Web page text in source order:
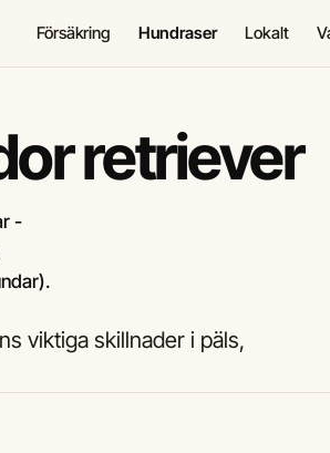
Försäkring Hundraser Lokalt
retriever
-
viktiga skillnader i päls,